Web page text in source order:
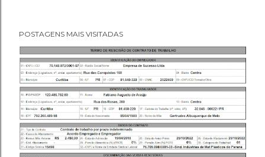
POSTAGENS MAIS VISITADAS